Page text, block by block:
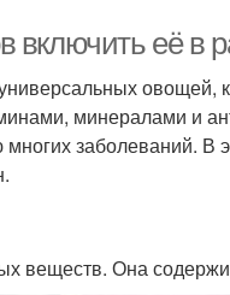
включить её в
овощей,
минералами и
заболеваний. В
веществ. Она